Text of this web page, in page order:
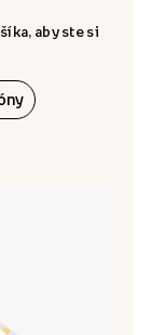
aby ste si